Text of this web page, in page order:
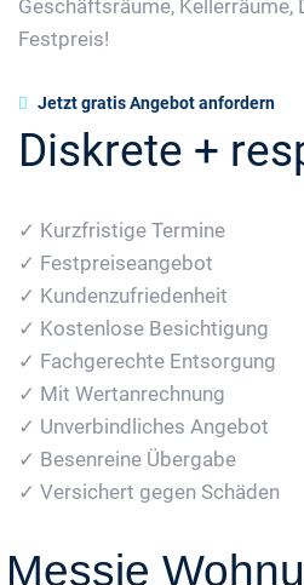
Geschäftsräume, Kellerräume,
Festpreis!
Jetzt gratis Angebot anfordern
Diskrete +
✓ Kurzfristige Termine
✓ Festpreiseangebot
✓ Kundenzufriedenheit
✓ Kostenlose Besichtigung
✓ Fachgerechte Entsorgung
✓ Mit Wertanrechnung
✓ Unverbindliches Angebot
✓ Besenreine Übergabe
✓ Versichert gegen Schäden
Messie